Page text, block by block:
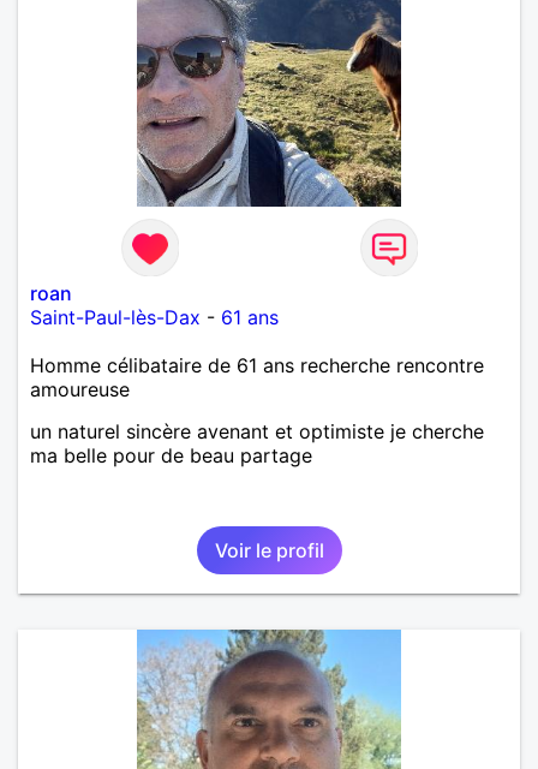
roan
Saint-Paul-lès-Dax - 61 ans
Homme célibataire de 61 ans recherche rencontre
amoureuse
un naturel sincère avenant et optimiste je cherche
ma belle pour de beau partage
Voir le profil